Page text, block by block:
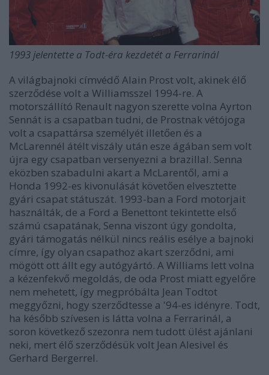
1993 jelentette a Todt-éra kezdetét a Ferrarinál
A világbajnoki címvédő Alain Prost volt, akinek élő
szerződése volt a Williamsszel 1994-re. A
motorszállító Renault nagyon szerette volna Ayrton
Sennát is a csapatban tudni, de Prostnak vétójoga
volt a csapattársa személyét illetően és a
McLarennél átélt viszály után esze ágában sem volt
újra egy csapatban versenyezni a brazillal. Senna
eközben szabadulni akart a McLarentől, ami a
Honda 1992-es kivonulását követően elvesztette
gyári csapat státuszát. 1993-ban a Ford motorjait
használták, de a Ford a Benettont tekintette első
számú csapatának, Senna viszont úgy gondolta,
gyári támogatás nélkül nincs reális esélye a bajnoki
címre, így olyan csapathoz akart szerződni, ami
mögött ott állt egy autógyártó. A Williams lett volna
a kézenfekvő megoldás, de oda Prost miatt egyelőre
nem mehetett, így megpróbálta Jean Todtot
meggyőzni, hogy szerződtesse a '94-es idényre. Todt,
ha később szívesen is látta volna a Ferrarinál, a
soron következő szezonra nem tudott ülést ajánlani
neki, mert élő szerződésük volt Jean Alesivel és
Gerhard Bergerrel.